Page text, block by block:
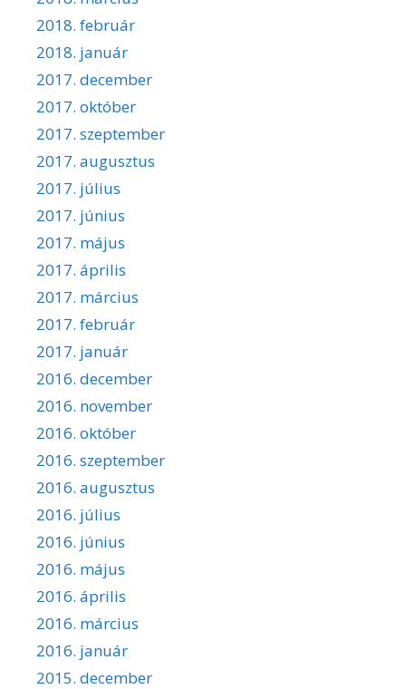
2018. február
2018. január
2017. december
2017. október
2017. szeptember
2017. augusztus
2017. július
2017. június
2017. május
2017. április
2017. március
2017. február
2017. január
2016. december
2016. november
2016. október
2016. szeptember
2016. augusztus
2016. július
2016. június
2016. május
2016. április
2016. március
2016. január
2015. december